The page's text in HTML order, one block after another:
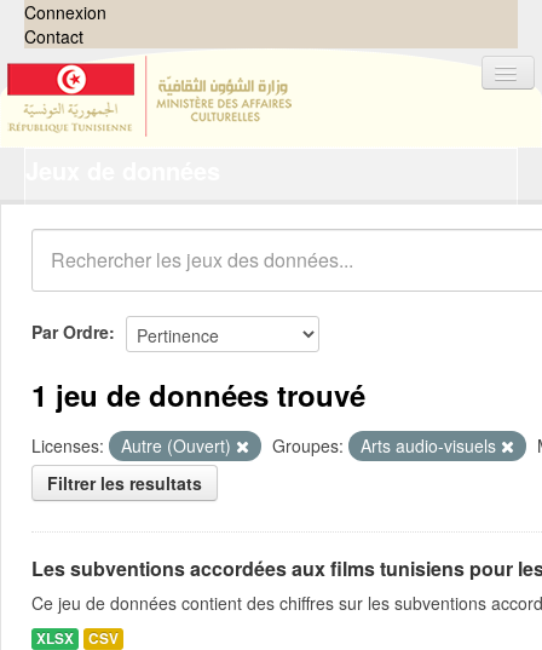
Connexion
Contact
Organisations
Groupes
Demandes 0
À propos
Par Ordre
1 jeu de données trouvé
Licenses: Autre (Ouvert) Groupes: Arts audio-visuels
Filtrer les resultats
Les subventions accordées aux films tunisiens pour
Ce jeu de données contient des chiffres sur les subventions
XLSX CSV